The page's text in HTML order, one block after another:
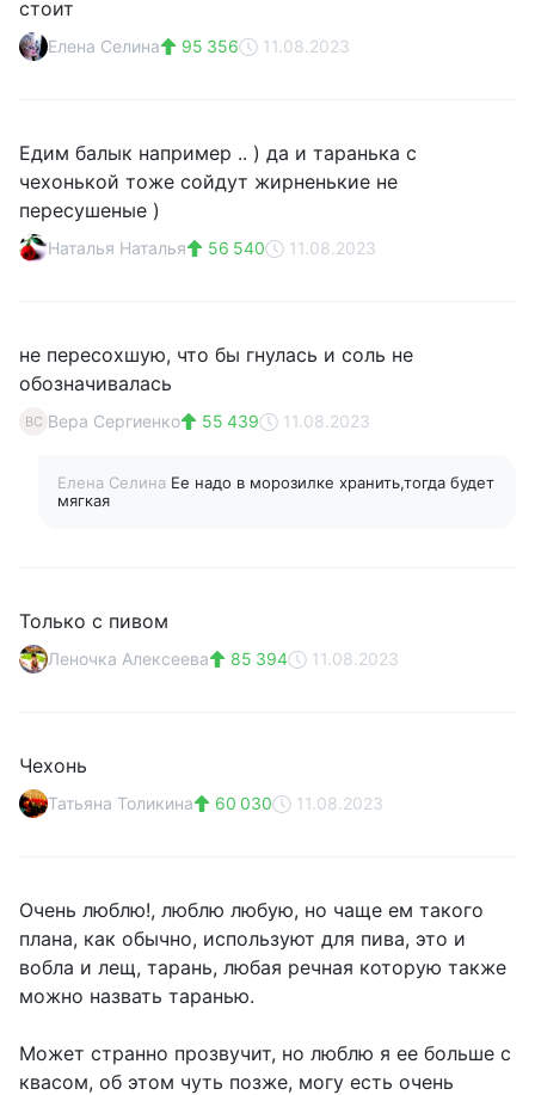
стоит
Елена Селина 95 356 11.08.2023
Едим балык например .. ) да и таранька с
чехонькой тоже сойдут жирненькие не
пересушеные )
Наталья Наталья 56 540 11.08.2023
не пересохшую, что бы гнулась и соль не
обозначивалась
ВС Вера Сергиенко 55 439 11.08.2023
Елена Селина Ее надо в морозилке хранить,тогда будет
мягкая
Только с пивом
Леночка Алексеева 85 394 11.08.2023
Чехонь
Татьяна Толикина 60 030 11.08.2023
Очень люблю!, люблю любую, но чаще ем такого
плана, как обычно, используют для пива, это и
вобла и лещ, тарань, любая речная которую также
можно назвать таранью.
Может странно прозвучит, но люблю я ее больше с
квасом, об этом чуть позже, могу есть очень